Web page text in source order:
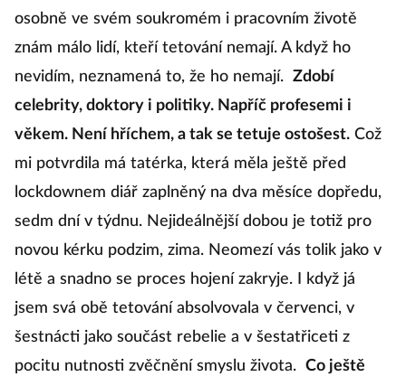
osobně ve svém soukromém i pracovním životě
znám málo lidí, kteří tetování nemají. A když ho
nevidím, neznamená to, že ho nemají. Zdobí
celebrity, doktory i politiky. Napříč profesemi i
věkem. Není hříchem, a tak se tetuje ostošest. Což
mi potvrdila má tatérka, která měla ještě před
lockdownem diář zaplněný na dva měsíce dopředu,
sedm dní v týdnu. Nejideálnější dobou je totiž pro
novou kérku podzim, zima. Neomezí vás tolik jako v
létě a snadno se proces hojení zakryje. I když já
jsem svá obě tetování absolvovala v červenci, v
šestnácti jako součást rebelie a v šestatřiceti z
pocitu nutnosti zvěčnění smyslu života. Co ještě